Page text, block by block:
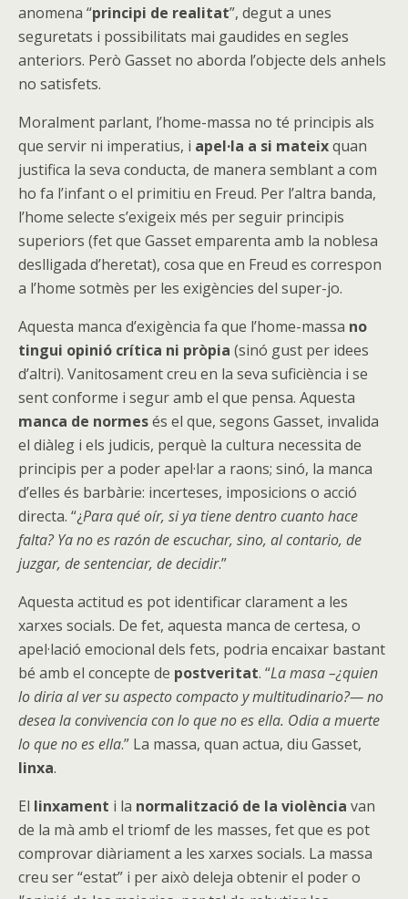
anomena “principi de realitat”, degut a unes
seguretats i possibilitats mai gaudides en segles
anteriors. Però Gasset no aborda l’objecte dels anhels
no satisfets.
Moralment parlant, l’home-massa no té principis als
que servir ni imperatius, i apel·la a si mateixquan
justifica la seva conducta, de manera semblant a com
ho fa l’infant o el primitiu en Freud. Per l’altra banda,
l’home selecte s’exigeix més per seguir principis
superiors (fet que Gasset emparenta amb la noblesa
deslligada d’heretat), cosa que en Freud es correspon
a l’home sotmès per les exigències del super-jo.
Aquesta manca d’exigència fa que l’home-massa no
tingui opinió crítica ni pròpia (sinó gust per idees
d’altri). Vanitosament creu en la seva suficiència i se
sent conforme i segur amb el que pensa. Aquesta
manca de normesés el que, segons Gasset, invalida
el diàleg i els judicis, perquè la cultura necessita de
principis per a poder apel·lar a raons; sinó, la manca
d’elles és barbàrie: incerteses, imposicions o acció
directa. “¿Para qué oír, si ya tiene dentro cuanto hace
falta? Ya no es razón de escuchar, sino, al contario, de
juzgar, de sentenciar, de decidir.”
Aquesta actitud es pot identificar clarament a les
xarxes socials. De fet, aquesta manca de certesa, o
apel·lació emocional dels fets, podria encaixar bastant
bé amb el concepte de postveritat. “La masa –¿quien
lo diria al ver su aspecto compacto y multitudinario?— no
desea la convivencia con lo que no es ella. Odia a muerte
lo que no es ella.” La massa, quan actua, diu Gasset,
linxa.
El linxament i la normalització de la violència van
de la mà amb el triomf de les masses, fet que es pot
comprovar diàriament a les xarxes socials. La massa
creu ser “estat” i per això deleja obtenir el poder o